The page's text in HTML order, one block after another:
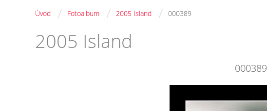
Úvod / Fotoalbum / 2005 Island / 000389
2005 Island
000389